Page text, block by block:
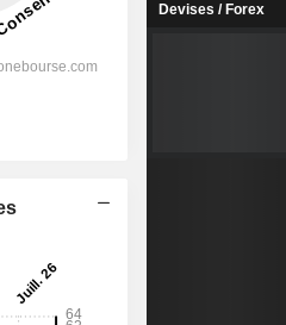
1,57%
Devises / Forex